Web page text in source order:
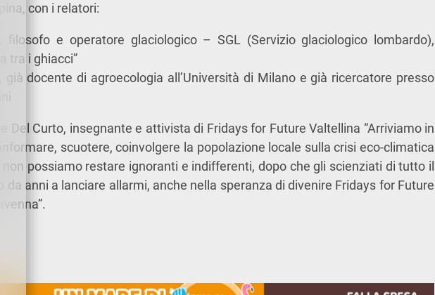
con i relatori:
filosofo e operatore glaciologico – SGL (Servizio glaciologico lombardo),
tra i ghiacci”
già docente di agroecologia all’Università di Milano e già ricercatore presso
Del Curto, insegnante e attivista di Fridays for Future Valtellina “Arriviamo in
informare, scuotere, coinvolgere la popolazione locale sulla crisi eco-climatica
non possiamo restare ignoranti e indifferenti, dopo che gli scienziati di tutto il
da anni a lanciare allarmi, anche nella speranza di divenire Fridays for Future